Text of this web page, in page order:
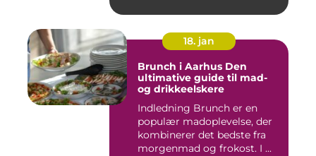
18. jan
Brunch i Aarhus Den
ultimative guide til mad-
og drikkeelskere
Indledning Brunch er en
populær madoplevelse, der
kombinerer det bedste fra
morgenmad og frokost. I ...